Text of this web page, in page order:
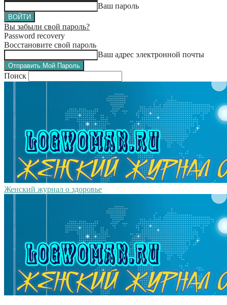
Ваш пароль
Вы забыли свой пароль?
Password recovery
Восстановите свой пароль
Ваш адрес электронной почты
Поиск
Женский журнал о здоровье